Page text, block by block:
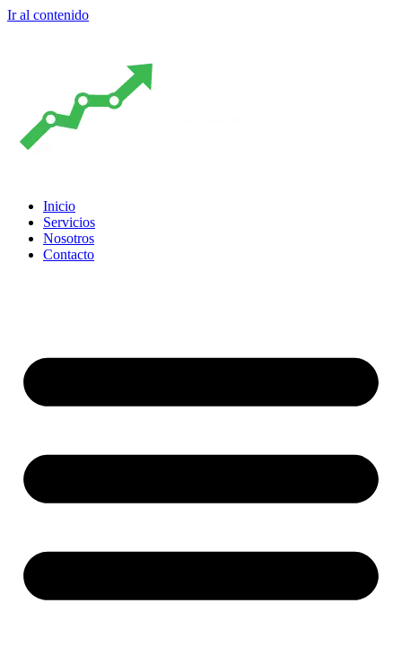
Ir al contenido
Inicio
Servicios
Nosotros
Contacto